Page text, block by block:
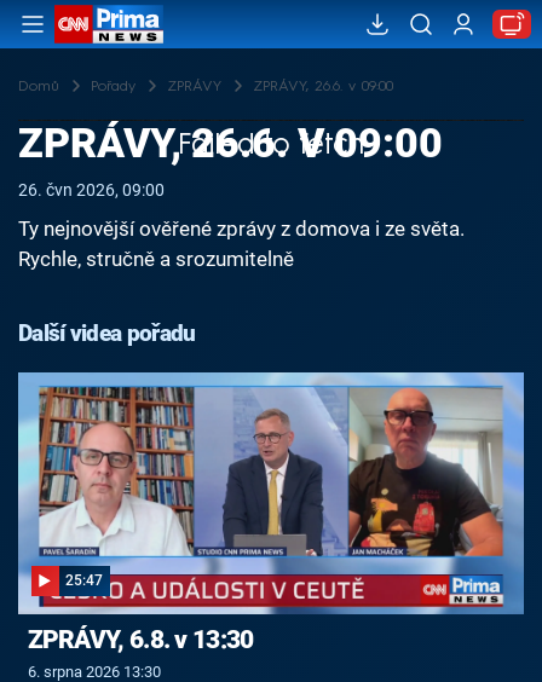
Domů Pořady ZPRÁVY ZPRÁVY, 26.6. v 09:00
Failed to fetch
ZPRÁVY, 26.6. V 09:00
26. čvn 2026, 09:00
Ty nejnovější ověřené zprávy z domova i ze světa.
Rychle, stručně a srozumitelně
Další videa pořadu
25:47
ZPRÁVY, 6.8. v 13:30
6. srpna 2026 13:30